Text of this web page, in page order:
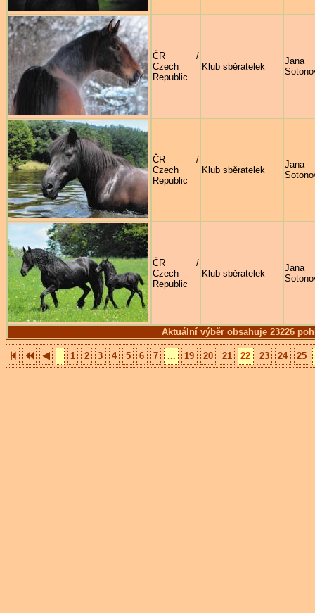
Aktuální výběr obsahuje 23226
ČR /
Czech
Republic
Klub sběratelek
Jana
ČR /
Czech
Republic
Klub sběratelek
Jana
ČR /
Czech
Republic
Klub sběratelek
Jana
1 2 3 4 5 6 7 ... 19 20 21 22 23 24 25